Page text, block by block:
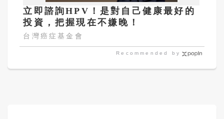
立即諮詢HPV！是對自己健康最好的
投資，把握現在不嫌晚！
台灣癌症基金會
Recommended by